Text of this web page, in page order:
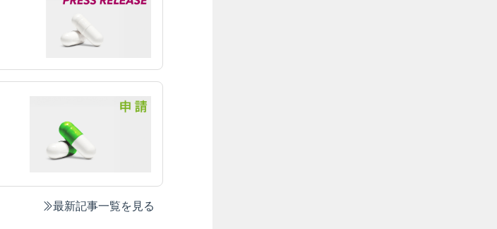
最新記事一覧を見る